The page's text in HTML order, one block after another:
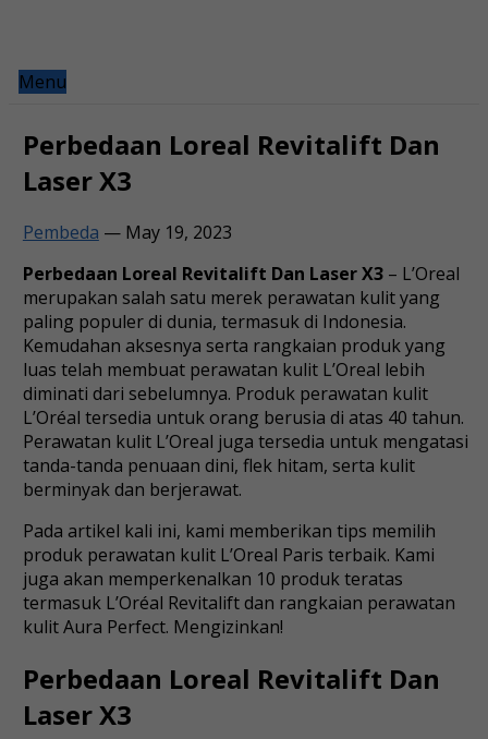
Menu
Perbedaan Loreal Revitalift Dan
Laser X3
Pembeda — May 19, 2023
Perbedaan Loreal Revitalift Dan Laser X3– L’Oreal
merupakan salah satu merek perawatan kulit yang
paling populer di dunia, termasuk di Indonesia.
Kemudahan aksesnya serta rangkaian produk yang
luas telah membuat perawatan kulit L’Oreal lebih
diminati dari sebelumnya. Produk perawatan kulit
L’Oréal tersedia untuk orang berusia di atas 40 tahun.
Perawatan kulit L’Oreal juga tersedia untuk mengatasi
tanda-tanda penuaan dini, flek hitam, serta kulit
berminyak dan berjerawat.
Pada artikel kali ini, kami memberikan tips memilih
produk perawatan kulit L’Oreal Paris terbaik. Kami
juga akan memperkenalkan 10 produk teratas
termasuk L’Oréal Revitalift dan rangkaian perawatan
kulit Aura Perfect. Mengizinkan!
Perbedaan Loreal Revitalift Dan
Laser X3